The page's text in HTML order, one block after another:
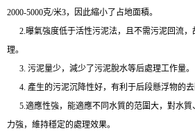
2000-5000克/米3，因此縮小了占地面積。
2.曝氣強度低于活性污泥法，且不需污泥回流，
理。
3. 污泥量少，減少了污泥脫水等后處理工作量。
4. 產生的污泥沉降性好，有利于后段懸浮物的去
5.適應性強，能適應不同水質的范圍大，對水質
力強，維持穩定的處理效果。